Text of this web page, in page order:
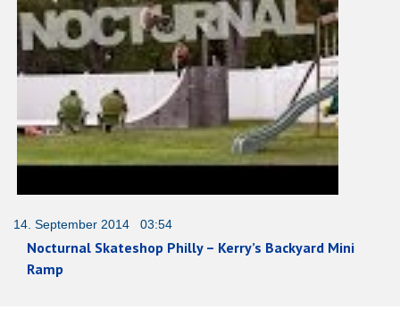
14. September 2014 03:54
Nocturnal Skateshop Philly – Kerry’s Backyard Mini
Ramp